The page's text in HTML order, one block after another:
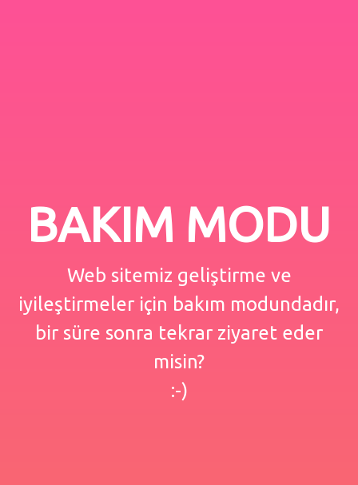
BAKIM MODU
Web sitemiz geliştirme ve
iyileştirmeler için bakım modundadır,
bir süre sonra tekrar ziyaret eder
misin?
:-)